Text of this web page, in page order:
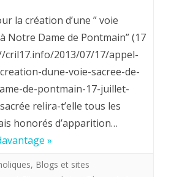
la
lignée
des
la création d’une ” voie
Notre Dame de Pontmain” (17
cril17.info/2013/07/17/appel-
dune-voie-sacree-de-
de-pontmain-17-juillet-
relira-t’elle tous les
honorés d’apparition…
»
, Blogs et sites